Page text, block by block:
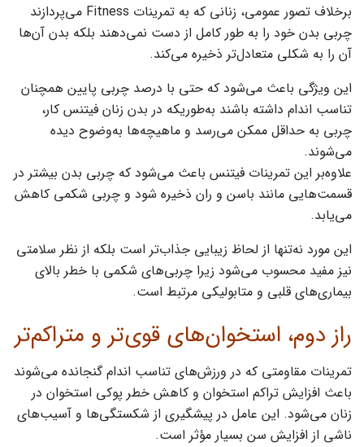
برخلاف تصور عمومی، زنانی که به تمرینات Fitness می‌پردازند
چربی بدن خود را به طور کامل از دست نمی‌دهند بلکه بدن آن‌ها
آن را به شکلی متعادل‌تر ذخیره می‌کند.
این ویژگی باعث می‌شود که حتی با درصد چربی پایین همچنان
تناسب اندام داشته باشند به‌طوریکه در بدن زنان فیتنس کار،
چربی به حداقل ممکن می‌رسد و ماهیچه‌ها به‌وضوح دیده
می‌شوند.
علاوه‌بر این تمرینات فیتنس باعث می‌شود که چربی بدن بیشتر در
قسمت‌هایی مانند باسن و ران ذخیره شود و چربی شکمی کاهش
می‌یابد.
این مورد نه‌تنها از لحاظ زیبایی‌ جذاب‌تر است بلکه از نظر سلامتی
نیز مفید محسوب می‌شود زیرا چربی‌های شکمی با خطر بالای
بیماری‌های قلبی و متابولیکی مرتبط است.
راز دوم، استخوان‌های قوی‌تر و متراکم‌تر
تمرینات مقاومتی که در ورزش‌های تناسب ‌اندام گنجانده می‌شوند
باعث افزایش تراکم استخوان و کاهش خطر پوکی استخوان در
زنان می‌شود. این عامل در پیشگیری از شکستگی‌ها و آسیب‌های
ناشی از افزایش سن بسیار مؤثر است.